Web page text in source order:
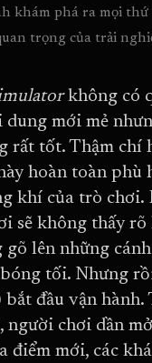
khám phá ra mọi
trọng của trải
không có
dung mới mẻ
rất tốt. Thậm chí
hoàn toàn phù
khí của trò chơi.
sẽ không thấy rõ
gõ lên những
tối. Nhưng
bắt đầu vận hành.
người chơi dần
điểm mới, các